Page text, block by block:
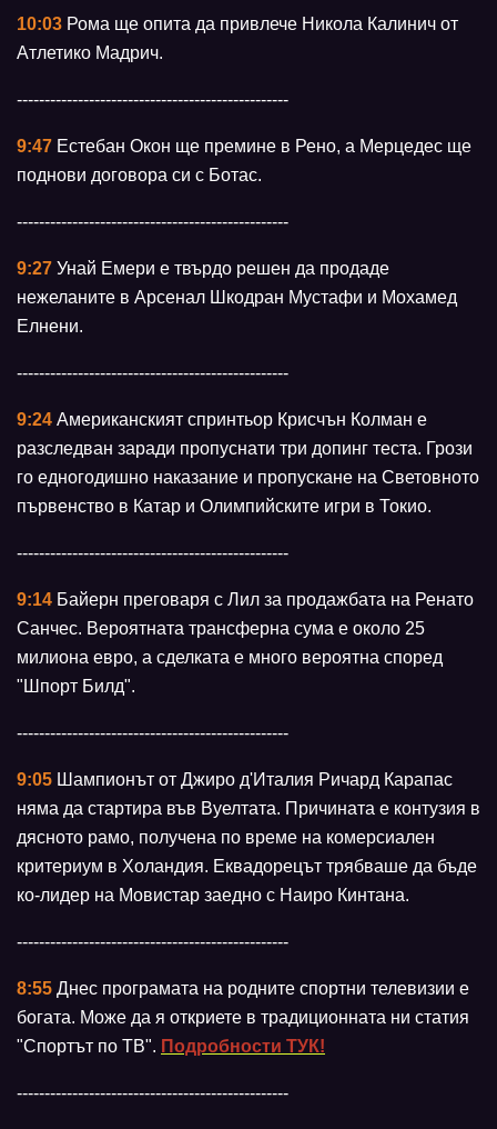
10:03 Рома ще опита да привлече Никола Калинич от
Атлетико Мадрич.
-------------------------------------------------
9:47 Естебан Окон ще премине в Рено, а Мерцедес ще
поднови договора си с Ботас.
-------------------------------------------------
9:27 Унай Емери е твърдо решен да продаде
нежеланите в Арсенал Шкодран Мустафи и Мохамед
Елнени.
-------------------------------------------------
9:24 Американският спринтьор Крисчън Колман е
разследван заради пропуснати три допинг теста. Грози
го едногодишно наказание и пропускане на Световното
първенство в Катар и Олимпийските игри в Токио.
-------------------------------------------------
9:14 Байерн преговаря с Лил за продажбата на Ренато
Санчес. Вероятната трансферна сума е около 25
милиона евро, а сделката е много вероятна според
"Шпорт Билд".
-------------------------------------------------
9:05 Шампионът от Джиро д'Италия Ричард Карапас
няма да стартира във Вуелтата. Причината е контузия в
дясното рамо, получена по време на комерсиален
критериум в Холандия. Еквадорецът трябваше да бъде
ко-лидер на Мовистар заедно с Наиро Кинтана.
-------------------------------------------------
8:55 Днес програмата на родните спортни телевизии е
богата. Може да я откриете в традиционната ни статия
"Спортът по ТВ". Подробности ТУК!
-------------------------------------------------